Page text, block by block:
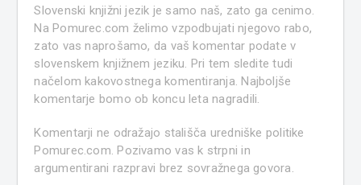
Slovenski knjižni jezik je samo naš, zato ga cenimo.
Na Pomurec.com želimo vzpodbujati njegovo rabo,
zato vas naprošamo, da vaš komentar podate v
slovenskem knjižnem jeziku. Pri tem sledite tudi
načelom kakovostnega komentiranja. Najboljše
komentarje bomo ob koncu leta nagradili.
Komentarji ne odražajo stališča uredniške politike
Pomurec.com. Pozivamo vas k strpni in
argumentirani razpravi brez sovražnega govora.